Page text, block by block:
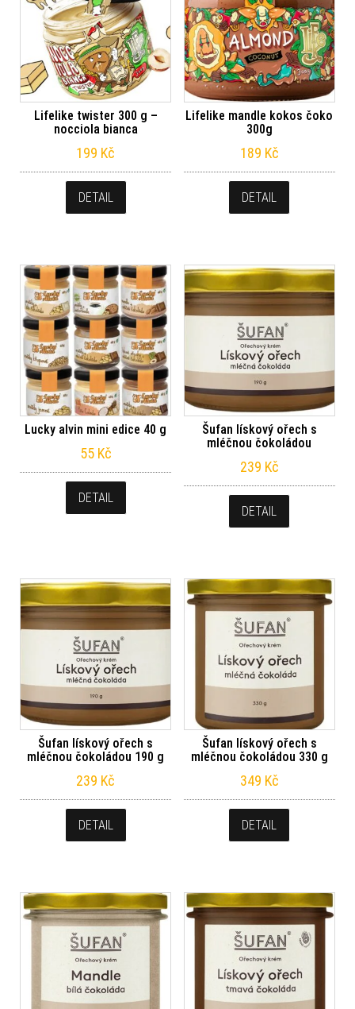
Lifelike twister 300 g –
nocciola bianca
199 Kč
DETAIL
Lifelike mandle kokos čoko
300g
189 Kč
DETAIL
Lucky alvin mini edice 40 g
55 Kč
DETAIL
Šufan lískový ořech s
mléčnou čokoládou
239 Kč
DETAIL
Šufan lískový ořech s
mléčnou čokoládou 190 g
239 Kč
DETAIL
Šufan lískový ořech s
mléčnou čokoládou 330 g
349 Kč
DETAIL